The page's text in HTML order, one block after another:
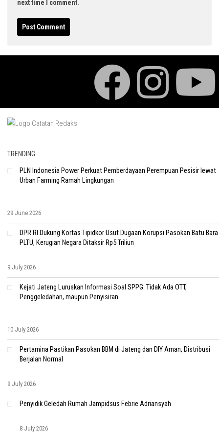
next time I comment.
TRENDING
PLN Indonesia Power Perkuat Pemberdayaan Perempuan Pesisir lewat
Urban Farming Ramah Lingkungan
29 June 2026
DPR RI Dukung Kortas Tipidkor Usut Dugaan Korupsi Pasokan Batu Bara
PLTU, Kerugian Negara Ditaksir Rp5 Triliun
9 July 2026
Kejati Jateng Luruskan Informasi Soal SPPG: Tidak Ada OTT,
Penggeledahan, maupun Penyisiran
10 July 2026
Pertamina Pastikan Pasokan BBM di Jateng dan DIY Aman, Distribusi
Berjalan Normal
9 July 2026
Penyidik Geledah Rumah Jampidsus Febrie Adriansyah
8 July 2026